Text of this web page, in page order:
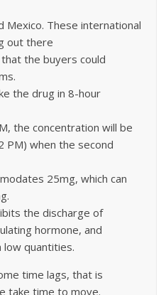
Mexico. These international
out there
the buyers could
the drug in 8-hour
the concentration will be
PM) when the second
25mg, which can
the discharge of
hormone, and
low quantities.
time lags, that is
take time to move.